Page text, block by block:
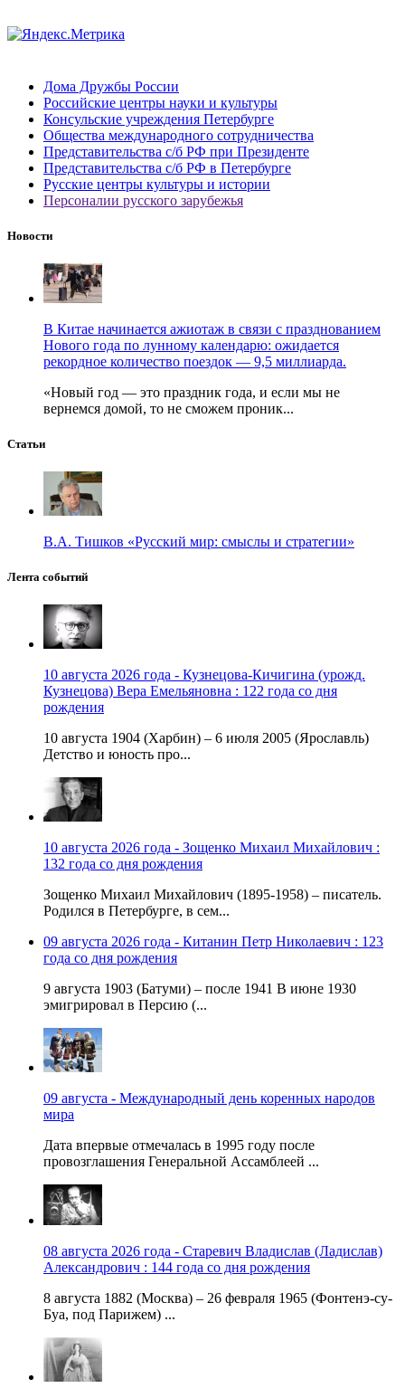
Дома Дружбы России
Российские центры науки и культуры
Консульские учреждения Петербурге
Общества международного сотрудничества
Представительства с/б РФ при Президенте
Представительства с/б РФ в Петербурге
Русские центры культуры и истории
Персоналии русского зарубежья
Новости
В Китае начинается ажиотаж в связи с празднованием
Нового года по лунному календарю: ожидается
рекордное количество поездок — 9,5 миллиарда.
«Новый год — это праздник года, и если мы не
вернемся домой, то не сможем проник...
Статьи
В.А. Тишков «Русский мир: смыслы и стратегии»
Лента событий
10 августа 2026 года - Кузнецова-Кичигина (урожд.
Кузнецова) Вера Емельяновна : 122 года со дня
рождения
10 августа 1904 (Харбин) – 6 июля 2005 (Ярославль)
Детство и юность про...
10 августа 2026 года - Зощенко Михаил Михайлович :
132 года со дня рождения
Зощенко Михаил Михайлович (1895-1958) – писатель.
Родился в Петербурге, в сем...
09 августа 2026 года - Китанин Петр Николаевич : 123
года со дня рождения
9 августа 1903 (Батуми) – после 1941 В июне 1930
эмигрировал в Персию (...
09 августа - Международный день коренных народов
мира
Дата впервые отмечалась в 1995 году после
провозглашения Генеральной Ассамблеей ...
08 августа 2026 года - Старевич Владислав (Ладислав)
Александрович : 144 года со дня рождения
8 августа 1882 (Москва) – 26 февраля 1965 (Фонтенэ-су-
Буа, под Парижем) ...